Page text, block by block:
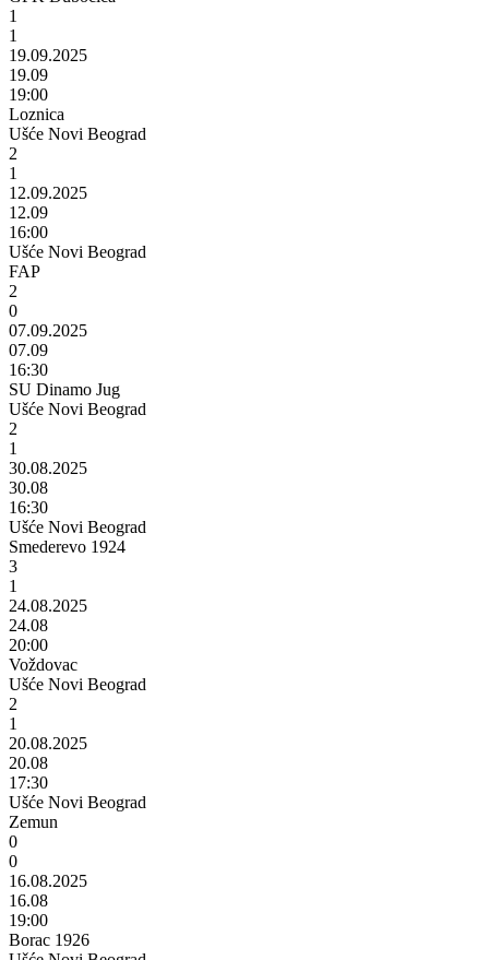
1
1
19.09.2025
19.09
19:00
Loznica
Ušće Novi Beograd
2
1
12.09.2025
12.09
16:00
Ušće Novi Beograd
FAP
2
0
07.09.2025
07.09
16:30
SU Dinamo Jug
Ušće Novi Beograd
2
1
30.08.2025
30.08
16:30
Ušće Novi Beograd
Smederevo 1924
3
1
24.08.2025
24.08
20:00
Voždovac
Ušće Novi Beograd
2
1
20.08.2025
20.08
17:30
Ušće Novi Beograd
Zemun
0
0
16.08.2025
16.08
19:00
Borac 1926